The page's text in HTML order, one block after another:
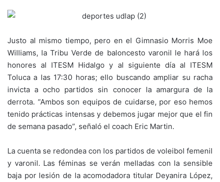
Justo al mismo tiempo, pero en el Gimnasio Morris Moe
Williams, la Tribu Verde de baloncesto varonil le hará los
honores al ITESM Hidalgo y al siguiente día al ITESM
Toluca a las 17:30 horas; ello buscando ampliar su racha
invicta a ocho partidos sin conocer la amargura de la
derrota. “Ambos son equipos de cuidarse, por eso hemos
tenido prácticas intensas y debemos jugar mejor que el fin
de semana pasado”, señaló el coach Eric Martin.
La cuenta se redondea con los partidos de voleibol femenil
y varonil. Las féminas se verán melladas con la sensible
baja por lesión de la acomodadora titular Deyanira López,